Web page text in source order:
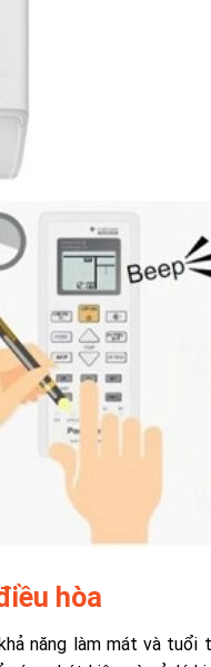
hòa
năng làm mát và tuổi